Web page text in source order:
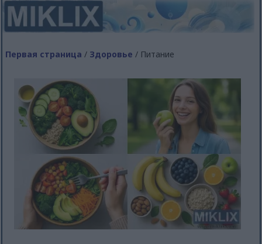
Первая страница / Здоровье / Питание